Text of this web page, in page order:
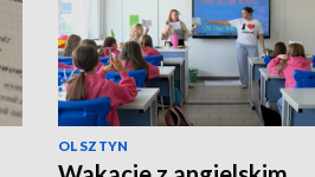
OLSZTYN